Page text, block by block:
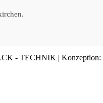
- TECHNIK | Konzeption: